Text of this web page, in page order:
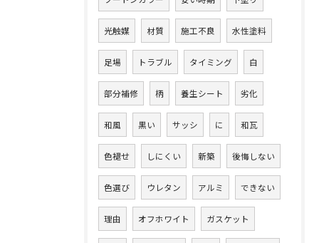
光触媒 材質 施工不良 水性塗料
足場 トラブル タイミング 白
部分補修 柄 養生シート 劣化
和風 黒い サッシ に 和瓦
色褪せ しにくい 新築 後悔しない
色選び ウレタン アルミ できない
理由 オフホワイト ガスケット